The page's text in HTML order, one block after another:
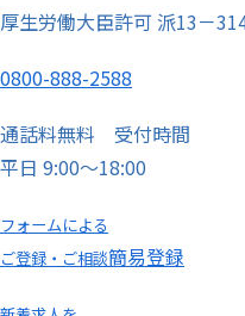
厚生労働大臣許可 派13－
0800-888-2588
通話料無料 受付時間
平日 9:00～18:00
フォームによる
ご登録・ご相談簡易登録